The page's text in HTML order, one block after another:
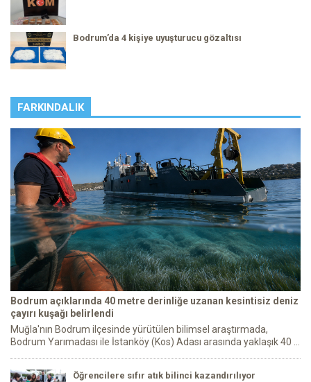
Bodrum’da 4 kişiye uyuşturucu gözaltısı
FARKINDALIK
Bodrum açıklarında 40 metre derinliğe uzanan kesintisiz deniz
çayırı kuşağı belirlendi
Muğla'nın Bodrum ilçesinde yürütülen bilimsel araştırmada,
Bodrum Yarımadası ile İstanköy (Kos) Adası arasında yaklaşık 40 ...
Öğrencilere sıfır atık bilinci kazandırılıyor